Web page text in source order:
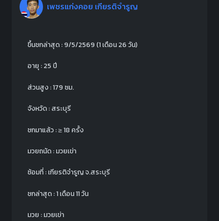
เพชรแก่งคอย เกียรติจำรูญ
ขึ้นชกล่าสุด : 9/5/2569 (1 เดือน 26 วัน)
อายุ : 25 ปี
ส่วนสูง : 179 ซม.
จังหวัด : สระบุรี
ชกมาแล้ว :≥18 ครั้ง
มวยถนัด : มวยเข่า
ซ้อมที่ : เกียรติจำรูญ จ.สระบุรี
ชกล่าสุด : 1 เดือน 11 วัน
มวย : มวยเข่า